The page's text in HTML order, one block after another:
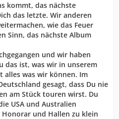
kommt, das nächste
das letzte. Wir anderen
wie das Feuer
Sinn, das nächste Album
und wir haben
das ist, was wir in unserem
alles was wir können. Im
gesagt, dass Du nie
am Stück touren wirst. Du
USA und Australien
und Hallen zu klein